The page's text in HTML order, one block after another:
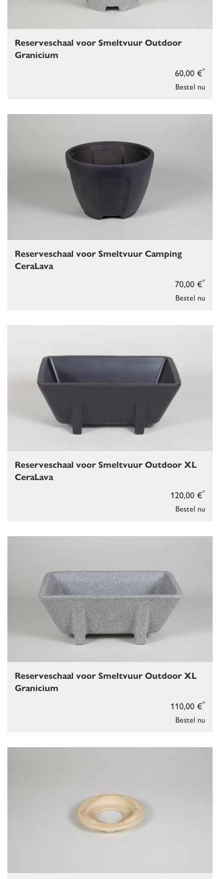
Bestel nu
60,00 €*
Reserveschaal voor Smeltvuur Outdoor
Granicium
Bestel nu
70,00 €*
Reserveschaal voor Smeltvuur Camping
CeraLava
Bestel nu
120,00 €*
Reserveschaal voor Smeltvuur Outdoor XL
CeraLava
Bestel nu
110,00 €*
Reserveschaal voor Smeltvuur Outdoor XL
Granicium